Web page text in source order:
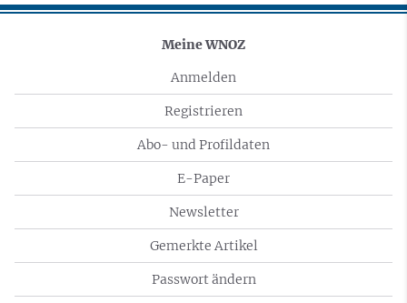
Meine WNOZ
Anmelden
Registrieren
Abo- und Profildaten
E-Paper
Newsletter
Gemerkte Artikel
Passwort ändern